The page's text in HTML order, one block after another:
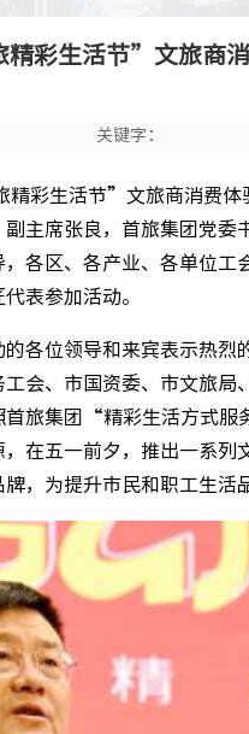
精彩生活节”文旅商
关键字：
彩生活节”文旅商消费体
主席张良，首旅集团党委
各区、各产业、各单位工
表参加活动。
各位领导和来宾表示热
会、市国资委、市文旅局
首旅集团“精彩生活方式
在五一前夕，推出一系列
，为提升市民和职工生活